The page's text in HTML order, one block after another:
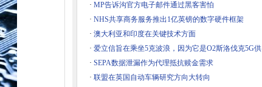
191
· MP告诉沟官方电子邮件通过黑客害怕
· NHS共享商务服务推出1亿英镑的数字硬件框架
· 澳大利亚和印度在关键技术方面
· 爱立信旨在乘坐5克波浪，因为它是O2斯洛伐克5G供
· SEPA数据泄漏作为代理抵抗赎金需求
· 联盟在英国自动车辆研究方向大转向